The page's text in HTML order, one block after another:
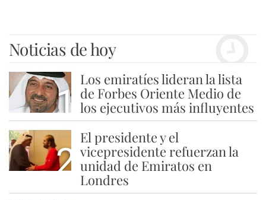
Noticias de hoy
1
Los emiratíes lideran la lista
de Forbes Oriente Medio de
los ejecutivos más influyentes
2
El presidente y el
vicepresidente refuerzan la
unidad de Emiratos en
Londres